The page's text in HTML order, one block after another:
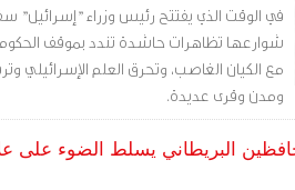
في الوقت الذي يفتتح رئيس وزراء "إسرائيل"
شوارعها تظاهرات حاشدة تندد بموقف
مع الكيان الغاصب، وتحرق العلم
ومدن وقرى عديدة.
البريطاني يسلط الضوء على